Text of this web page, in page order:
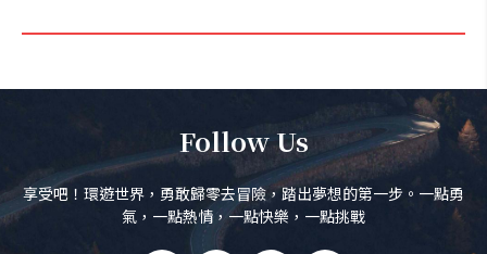
Follow Us
享受吧！環遊世界，勇敢歸零去冒險，踏出夢想的第一步。一點勇
氣，一點熱情，一點快樂，一點挑戰